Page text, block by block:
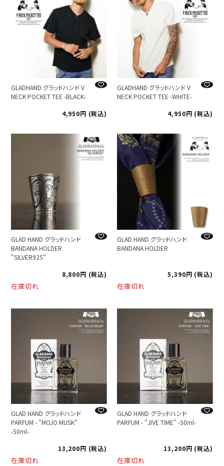
GLADHAND グラッドハンド V
NECK POCKET TEE -BLACK-
4,950
税込
GLADHAND グラッドハンド V
NECK POCKET TEE -WHITE-
4,950
税込
GLAD HAND グラッドハンド
BANDANA HOLDER
"SILVER925"
8,800
税込
在庫切れ
GLAD HAND グラッドハンド
BANDANA HOLDER
5,390 税込
在庫切れ
GLAD HAND グラッドハンド
PARFUM - "MOJO MUSK"
-50ml-
13,200
税込
在庫切れ
GLAD HAND グラッドハンド
PARFUM - "JIVE TIME" -50ml-
13,200 税込
在庫切れ